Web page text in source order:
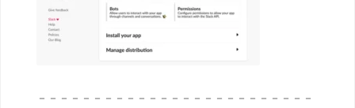
－－－－－－－－－－－－－－－－－－－－－－－－－